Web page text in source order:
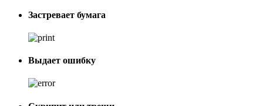
Застревает бумага
Выдает ошибку